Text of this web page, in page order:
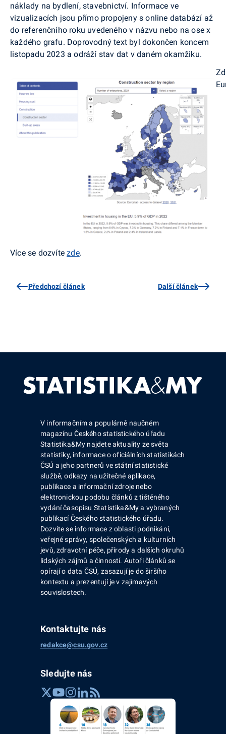
náklady na bydlení, stavebnictví. Informace ve
vizualizacích jsou přímo propojeny s online databází až
do referenčního roku uvedeného v názvu nebo na ose x
každého grafu. Doprovodný text byl dokončen koncem
listopadu 2023 a odráží stav dat v daném okamžiku.
Více se dozvítezde.
Předchozí článek Další článek
V informačním a populárně naučném
magazínu Českého statistického úřadu
Statistika&My najdete aktuality ze světa
statistiky, informace o oficiálních statistikách
ČSÚ a jeho partnerů ve státní statistické
službě, odkazy na užitečné aplikace,
publikace a informační zdroje nebo
elektronickou podobu článků z tištěného
vydání časopisu Statistika&My a vybraných
publikací Českého statistického úřadu.
Dozvíte se informace z oblasti podnikání,
veřejné správy, společenských a kulturních
jevů, zdravotní péče, přírody a dalších okruhů
lidských zájmů a činností. Autoři článků se
opírají o data ČSÚ, zasazují je do širšího
kontextu a prezentují je v zajímavých
souvislostech.
Kontaktujte nás
redakce@csu.gov.cz
Sledujte nás